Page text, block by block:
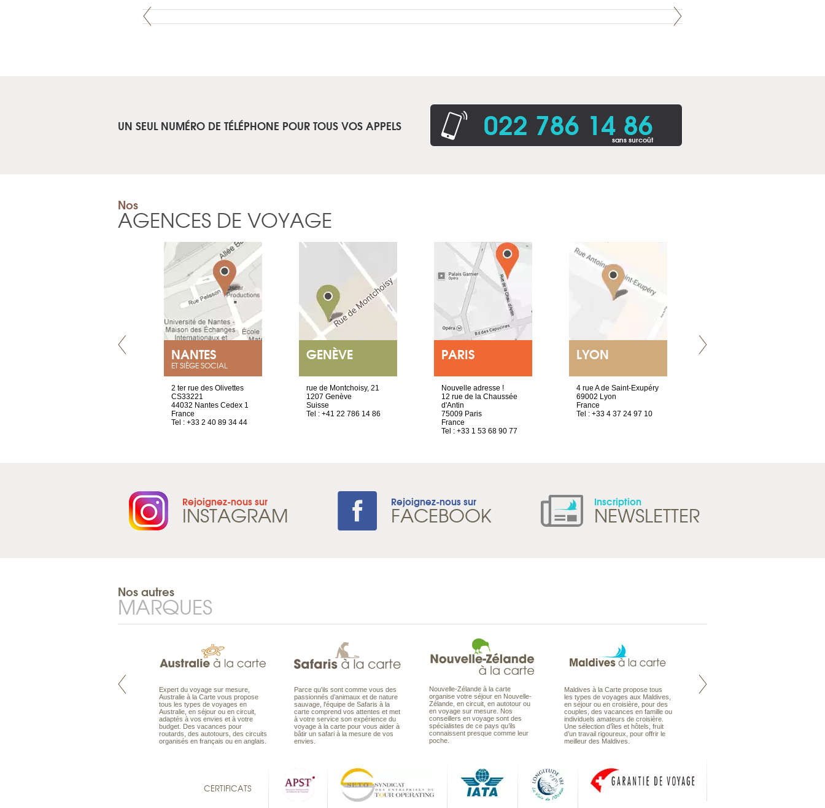
UN SEUL NUMÉRO DE TÉLÉPHONE POUR TOUS VOS APPELS 022 786 14 86
sans surcoût
Nos
AGENCES DE VOYAGE
NANTES
ET SIÈGE SOCIAL
2 ter rue des Olivettes
CS33221
44032 Nantes Cedex 1
France
Tel : +33 2 40 89 34 44
GENÈVE
rue de Montchoisy, 21
1207 Genève
Suisse
Tel : +41 22 786 14 86
PARIS
Nouvelle adresse !
12 rue de la Chaussée
d'Antin
75009 Paris
France
Tel : +33 1 53 68 90 77
LYON
4 rue A de Saint-Exupéry
69002 Lyon
France
Tel : +33 4 37 24 97 10
Rejoignez-nous sur
INSTAGRAM Rejoignez-nous sur
FACEBOOK Inscription
NEWSLETTER
Nos autres
MARQUES
Pacifique à la carte est le spécialiste
Expert du voyage sur mesure,
Australie à la Carte vous propose
tous les types de voyages en
Australie, en séjour ou en circuit,
adaptés à vos envies et à votre
budget. Des vacances pour
routards, des autotours, des circuits
organisés en français ou en anglais.
Parce qu'ils sont comme vous des
passionnés d’animaux et de nature
sauvage, l'équipe de Safaris à la
carte comprend vos attentes et met
à votre service son expérience du
voyage à la carte pour vous aider à
bâtir un safari à la mesure de vos
envies.
Nouvelle-Zélande à la carte
organise votre séjour en Nouvelle-
Zélande, en circuit, en autotour ou
en voyage sur mesure. Nos
conseillers en voyage sont des
spécialistes de ce pays qu’ils
connaissent presque comme leur
poche.
Maldives à la Carte propose tous
les types de voyages aux Maldives,
en séjour ou en croisière, pour des
couples, des vacances en famille ou
individuels amateurs de croisière.
Une sélection d’îles et hôtels, fruit
d’un travail rigoureux, pour offrir le
meilleur des Maldives.
Notre site Odyssee est un portail
CERTIFICATS